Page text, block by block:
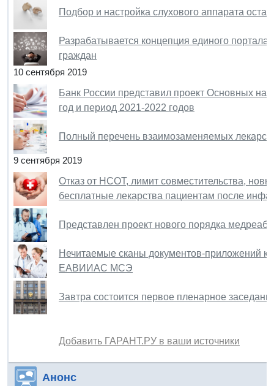
Подбор и настройка слухового аппарата
Разрабатывается концепция единого
граждан
10 сентября 2019
Банк России представил проект Основных
год и период 2021-2022 годов
Полный перечень взаимозаменяемых
9 сентября 2019
Отказ от НСОТ, лимит совместительства,
бесплатные лекарства пациентам после
Представлен проект нового порядка
Нечитаемые сканы документов-приложений к
ЕАВИИАС МСЭ
Завтра состоится первое пленарное
Добавить ГАРАНТ.РУ в ваши источники
Анонс